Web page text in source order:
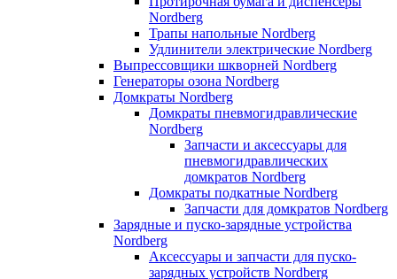
Nordberg
Трапы напольные Nordberg
Удлинители электрические Nordberg
Выпрессовщики шкворней Nordberg
Генераторы озона Nordberg
Домкраты Nordberg
Домкраты пневмогидравлические
Nordberg
Запчасти и аксессуары для
пневмогидравлических
домкратов Nordberg
Домкраты подкатные Nordberg
Запчасти для домкратов Nordberg
Зарядные и пуско-зарядные устройства
Nordberg
Аксессуары и запчасти для пуско-
зарядных устройств Nordberg